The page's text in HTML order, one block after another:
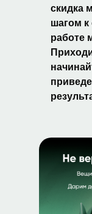
скидка
шагом к
работе